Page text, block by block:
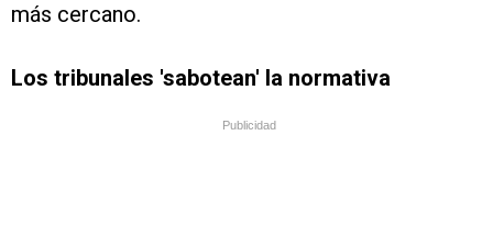
más cercano.
Los tribunales 'sabotean' la normativa
Publicidad